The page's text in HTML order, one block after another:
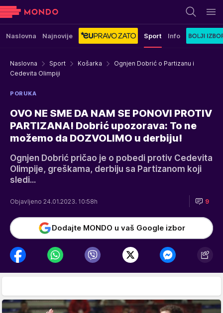
Naslovna Najnovije Sport Info
Naslovna Sport Košarka
Ognjen Dobrić o Partizanu i
Cedevita Olimpiji
PORUKA
OVO NE SME DA NAM SE PONOVI PROTIV
PARTIZANA! Dobrić upozorava: To ne
možemo da DOZVOLIMO u derbiju!
Ognjen Dobrić pričao je o pobedi protiv Cedevita
Olimpije, greškama, derbiju sa Partizanom koji
sledi...
Objavljeno 24.01.2023. 10:58h 9
Dodajte MONDO u vaš Google izbor